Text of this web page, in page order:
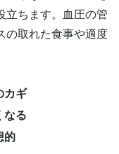
立ちます。血圧の管
の取れた食事や適度
カギ
なる
的